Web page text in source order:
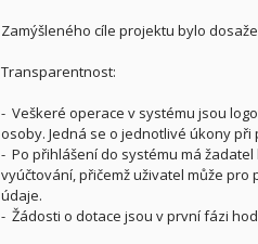
Zamýšleného cíle projektu bylo
Transparentnost:
- Veškeré operace v systému jsou
osoby. Jedná se o jednotlivé úkony
- Po přihlášení do systému má
vyúčtování, přičemž uživatel může
údaje.
- Žádosti o dotace jsou v první fázi